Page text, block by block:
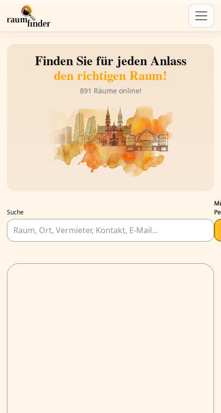
Finden Sie für jeden Anlass
den richtigen Raum!
891 Räume online!
Suche